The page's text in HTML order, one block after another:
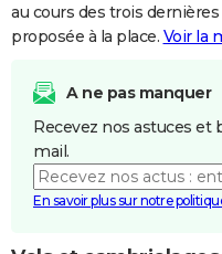
au cours des trois
proposée à la place. Voir la
A ne pas manquer
Recevez nos astuces
mail.
En savoir plus sur notre